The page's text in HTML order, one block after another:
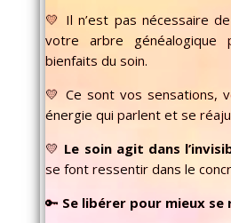
💛 Il n’est pas nécessaire
votre arbre généalogique
bienfaits du soin.
💛 Ce sont vos sensations,
énergie qui parlent et se
💛 Le soin agit dans
se font ressentir dans le
🔑 Se libérer pour mieux